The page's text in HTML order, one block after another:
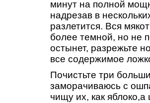
минут на полной
надрезав в
разлетится. Вся
более темной, но не
остынет, разрежьте
все содержимое
Почистьте три
заморачиваюсь с
чищу их, как